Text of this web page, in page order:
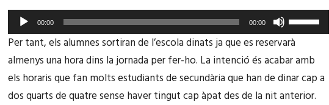
e
o
00:00 00:00
F
e
Per tant, els alumnes sortiran de l’escola dinats ja que es reservarà
almenys una hora dins la jornada per fer-ho. La intenció és acabar amb
els horaris que fan molts estudiants de secundària que han de dinar cap a
dos quarts de quatre sense haver tingut cap àpat des de la nit anterior.